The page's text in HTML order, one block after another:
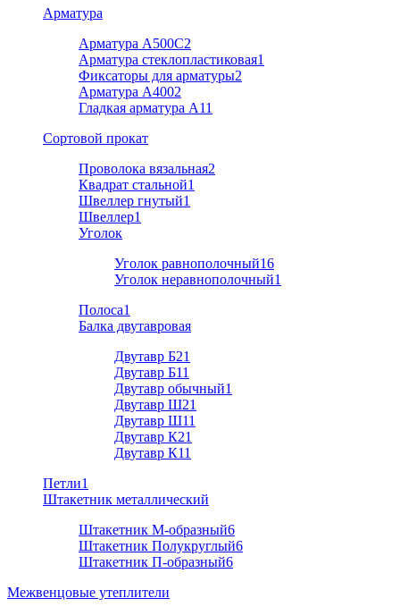
Арматура
Арматура A500C2
Арматура стеклопластиковая1
Фиксаторы для арматуры2
Арматура А4002
Гладкая арматура А11
Cортовой прокат
Проволока вязальная2
Квадрат стальной1
Швеллер гнутый1
Швеллер1
Уголок
Уголок равнополочный16
Уголок неравнополочный1
Полоса1
Балка двутавровая
Двутавр Б21
Двутавр Б11
Двутавр обычный1
Двутавр Ш21
Двутавр Ш11
Двутавр К21
Двутавр К11
Петли1
Штакетник металлический
Штакетник М-образный6
Штакетник Полукруглый6
Штакетник П-образный6
Межвенцовые утеплители